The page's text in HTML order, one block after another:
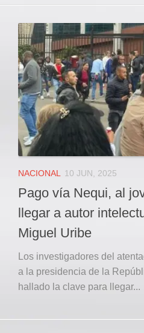
NACIONAL 10 JUN, 2025
Pago vía Nequi, al
llegar a autor
Miguel Uribe
Los investigadores del
a la presidencia de la
hallado la clave para llegar...